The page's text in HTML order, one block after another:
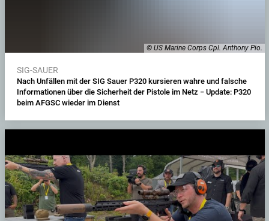
© US Marine Corps Cpl. Anthony Pio.
SIG-SAUER
Nach Unfällen mit der SIG Sauer P320 kursieren wahre und falsche
Informationen über die Sicherheit der Pistole im Netz − Update: P320
beim AFGSC wieder im Dienst